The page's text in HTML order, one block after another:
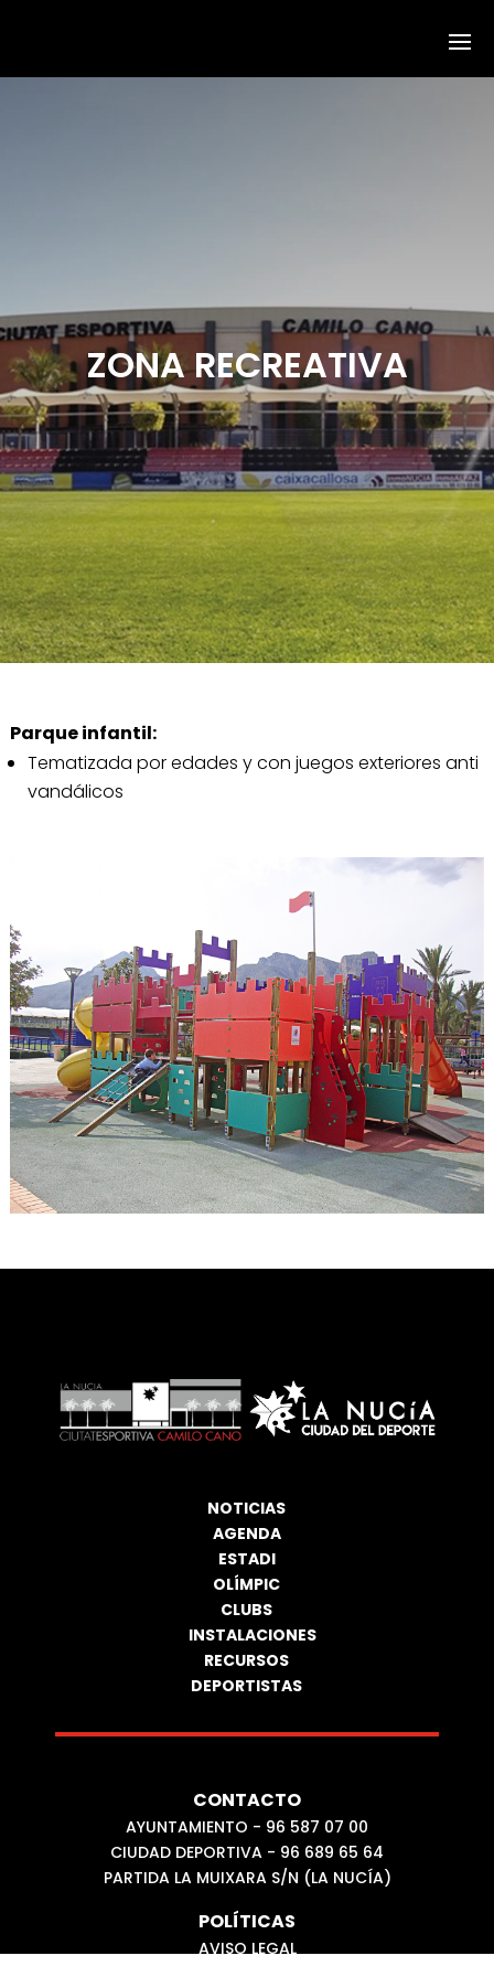
ZONA RECREATIVA
Parque infantil:
Tematizada por edades y con juegos exteriores anti
vandálicos
NOTICIAS
AGENDA
ESTADI
OLÍMPIC
CLUBS
INSTALACIONES
RECURSOS
DEPORTISTAS
CONTACTO
AYUNTAMIENTO - 96 587 07 00
CIUDAD DEPORTIVA - 96 689 65 64
PARTIDA LA MUIXARA S/N (LA NUCÍA)
POLÍTICAS
AVISO LEGAL